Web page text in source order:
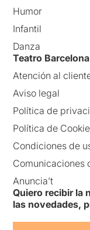
Humor
Infantil
Danza
Teatro
Atención al
Aviso legal
Política de
Política de
Condiciones de
Comunicaciones
Anuncia’t
Quiero recibir la
las novedades,